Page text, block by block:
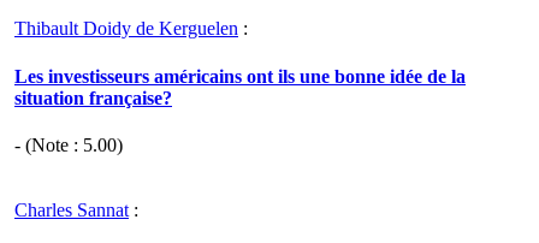
Thibault Doidy de Kerguelen :
Les investisseurs américains ont ils une bonne idée de la
situation française?
- (Note : 5.00)
Charles Sannat :